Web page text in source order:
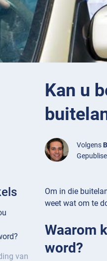
Kan u
Volgens
van
Om in die
weet wat om te
Waarom
word?